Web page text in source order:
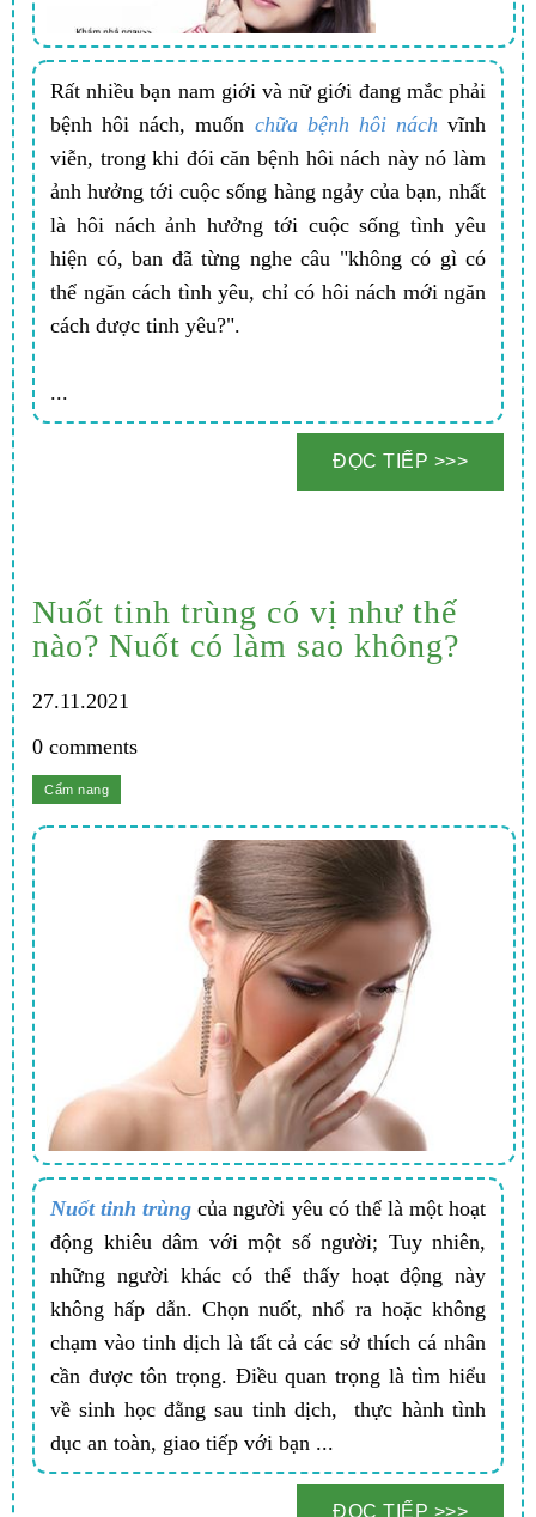
Rất nhiều bạn nam giới và nữ giới đang mắc phải
bệnh hôi nách, muốn chữa bệnh hôi nách vĩnh
viễn, trong khi đói căn bệnh hôi nách này nó làm
ảnh hưởng tới cuộc sống hàng ngảy của bạn, nhất
là hôi nách ảnh hưởng tới cuộc sống tình yêu
hiện có, ban đã từng nghe câu "không có gì có
thể ngăn cách tình yêu, chỉ có hôi nách mới ngăn
cách được tinh yêu?".
...
Nuốt tinh trùng có vị như thế
nào? Nuốt có làm sao không?
27.11.2021
0 comments
Nuốt tinh trùng của người yêu có thể là một hoạt
động khiêu dâm với một số người; Tuy nhiên,
những người khác có thể thấy hoạt động này
không hấp dẫn. Chọn nuốt, nhổ ra hoặc không
chạm vào tinh dịch là tất cả các sở thích cá nhân
cần được tôn trọng. Điều quan trọng là tìm hiểu
về sinh học đằng sau tinh dịch, thực hành tình
dục an toàn, giao tiếp với bạn ...